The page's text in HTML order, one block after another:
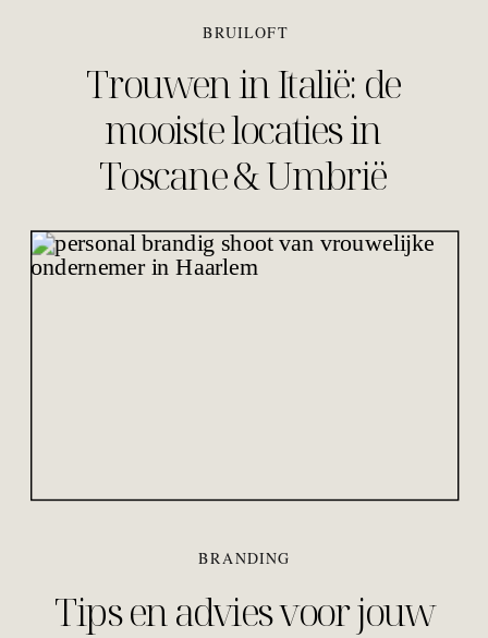
Trouwen in Italië: de
mooiste locaties in
Toscane & Umbrië
BRUILOFT
Tips en advies voor jouw
BRANDING